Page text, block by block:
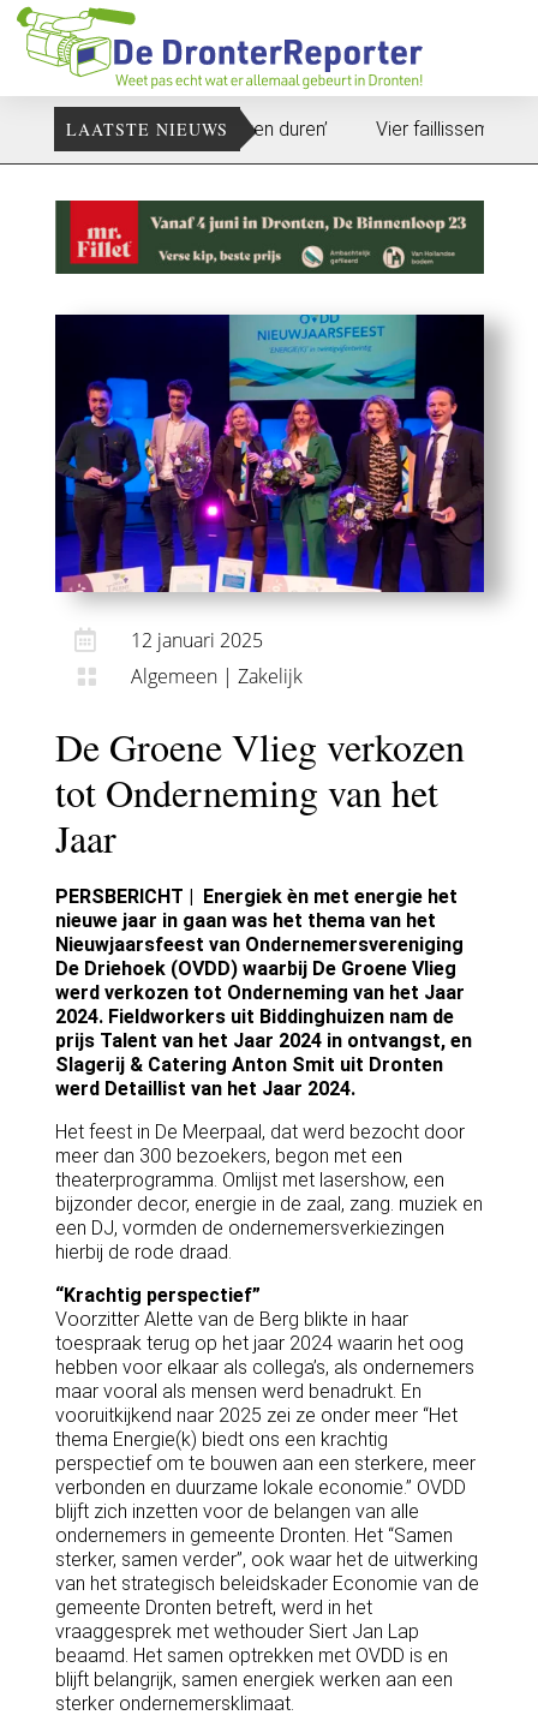
LAATSTE NIEUWS
zal ook nog wel even duren’ Vier faillissementen in
 12 januari 2025
 Algemeen | Zakelijk
De Groene Vlieg verkozen
tot Onderneming van het
Jaar
PERSBERICHT | Energiek èn met energie het
nieuwe jaar in gaan was het thema van het
Nieuwjaarsfeest van Ondernemersvereniging
De Driehoek (OVDD) waarbij De Groene Vlieg
werd verkozen tot Onderneming van het Jaar
2024. Fieldworkers uit Biddinghuizen nam de
prijs Talent van het Jaar 2024 in ontvangst, en
Slagerij & Catering Anton Smit uit Dronten
werd Detaillist van het Jaar 2024.
Het feest in De Meerpaal, dat werd bezocht door
meer dan 300 bezoekers, begon met een
theaterprogramma. Omlijst met lasershow, een
bijzonder decor, energie in de zaal, zang. muziek en
een DJ, vormden de ondernemersverkiezingen
hierbij de rode draad.
“Krachtig perspectief”
Voorzitter Alette van de Berg blikte in haar
toespraak terug op het jaar 2024 waarin het oog
hebben voor elkaar als collega’s, als ondernemers
maar vooral als mensen werd benadrukt. En
vooruitkijkend naar 2025 zei ze onder meer “Het
thema Energie(k) biedt ons een krachtig
perspectief om te bouwen aan een sterkere, meer
verbonden en duurzame lokale economie.” OVDD
blijft zich inzetten voor de belangen van alle
ondernemers in gemeente Dronten. Het “Samen
sterker, samen verder”, ook waar het de uitwerking
van het strategisch beleidskader Economie van de
gemeente Dronten betreft, werd in het
vraaggesprek met wethouder Siert Jan Lap
beaamd. Het samen optrekken met OVDD is en
blijft belangrijk, samen energiek werken aan een
sterker ondernemersklimaat.